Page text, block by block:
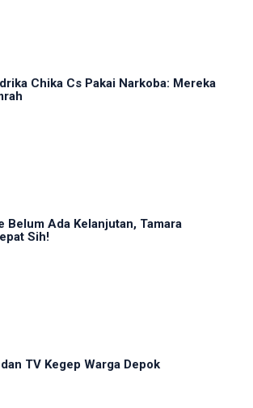
Chika Cs Pakai Narkoba: Mereka
Belum Ada Kelanjutan, Tamara
Sih!
TV Kegep Warga Depok